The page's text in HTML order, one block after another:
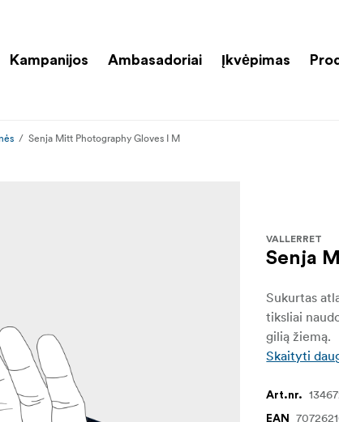
Kampanijos Ambasadoriai Įkvėpimas
Senja Mitt Photography Gloves I M
VALLERRET
Senja
Sukurtas
tiksliai
gilią žiemą.
Skaityti
Art.nr.
EAN